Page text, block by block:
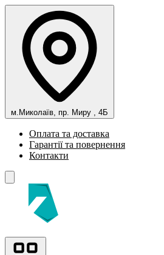
м.Миколаїв, пр. Миру , 4Б
Оплата та доставка
Гарантії та повернення
Контакти